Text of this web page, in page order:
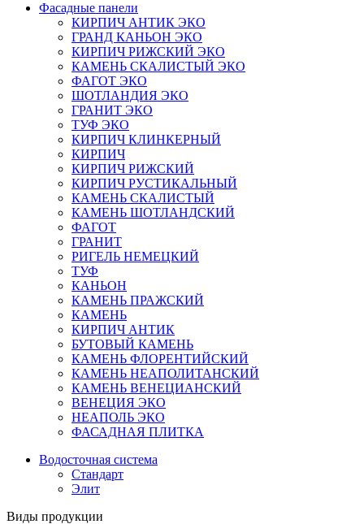
Фасадные панели
КИРПИЧ АНТИК ЭКО
ГРАНД КАНЬОН ЭКО
КИРПИЧ РИЖСКИЙ ЭКО
КАМЕНЬ СКАЛИСТЫЙ ЭКО
ФАГОТ ЭКО
ШОТЛАНДИЯ ЭКО
ГРАНИТ ЭКО
ТУФ ЭКО
КИРПИЧ КЛИНКЕРНЫЙ
КИРПИЧ
КИРПИЧ РИЖСКИЙ
КИРПИЧ РУСТИКАЛЬНЫЙ
КАМЕНЬ СКАЛИСТЫЙ
КАМЕНЬ ШОТЛАНДСКИЙ
ФАГОТ
ГРАНИТ
РИГЕЛЬ НЕМЕЦКИЙ
ТУФ
КАНЬОН
КАМЕНЬ ПРАЖСКИЙ
КАМЕНЬ
КИРПИЧ АНТИК
БУТОВЫЙ КАМЕНЬ
КАМЕНЬ ФЛОРЕНТИЙСКИЙ
КАМЕНЬ НЕАПОЛИТАНСКИЙ
КАМЕНЬ ВЕНЕЦИАНСКИЙ
ВЕНЕЦИЯ ЭКО
НЕАПОЛЬ ЭКО
ФАСАДНАЯ ПЛИТКА
Водосточная система
Стандарт
Элит
Виды продукции